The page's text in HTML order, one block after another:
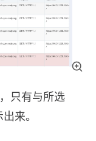
只有与所选
来。